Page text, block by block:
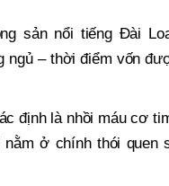
sản nổi tiếng Đài
ngủ – thời điểm vốn
định là nhồi máu cơ
ở chính thói quen